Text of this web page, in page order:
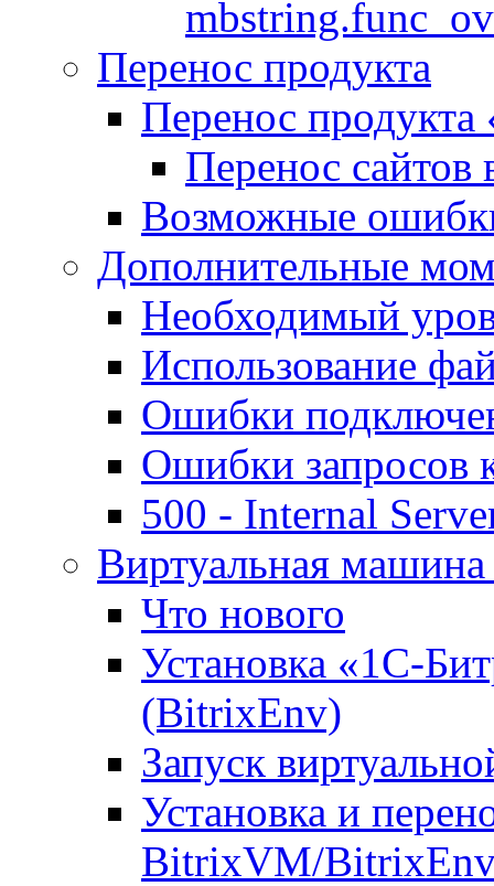
Перенос продукта
Перенос продукта
Перенос сайтов
Возможные
Дополнительные
Необходимый
Использование
Ошибки
Ошибки запросов
500 - Internal
Виртуальная
Что нового
Установка «1С-
(BitrixEnv)
Запуск
Установка и
BitrixVM/